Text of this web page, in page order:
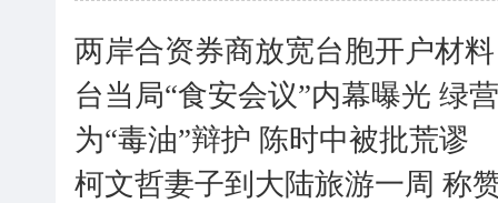
两岸合资券商放宽台胞开户材料
台当局“食安会议”内幕曝光 绿
为“毒油”辩护 陈时中被批荒谬
柯文哲妻子到大陆旅游一周 称